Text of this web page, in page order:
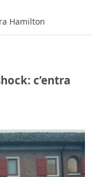
Hamilton
c’entra